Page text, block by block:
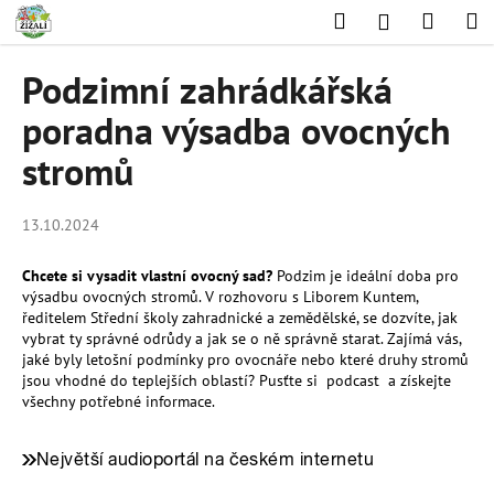
Přejít
obsah
HledatPřihlášení
Podzimní zahrádkářská
poradna výsadba ovocných
stromů
13.10.2024
Chcete si vysadit vlastní ovocný sad? Podzim je ideální doba pro
výsadbu ovocných stromů. V rozhovoru s Liborem Kuntem,
ředitelem Střední školy zahradnické a zemědělské, se dozvíte, jak
vybrat ty správné odrůdy a jak se o ně správně starat. Zajímá vás,
jaké byly letošní podmínky pro ovocnáře nebo které druhy stromů
jsou vhodné do teplejších oblastí? Pusťte si podcast a získejte
všechny potřebné informace.
o
C
o
p
t
ř
e
b
u
j
e
e